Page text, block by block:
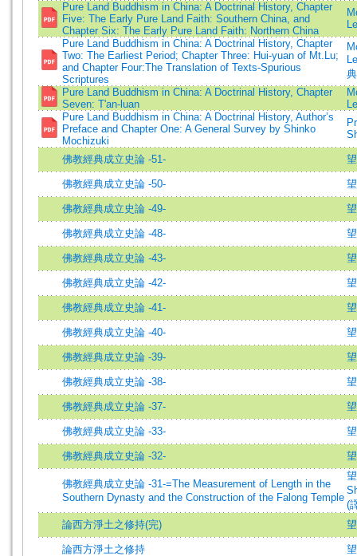
Pure Land Buddhism in China: A Doctrinal History, Chapter
Five: The Early Pure Land Faith: Southern China, and
Chapter Six: The Early Pure Land Faith: Northern China
Pure Land Buddhism in China: A Doctrinal History, Chapter
Two: The Earliest Period; Chapter Three: Hui-yuan of Mt.Lu;
and Chapter Four:The Translation of Texts-Spurious
Scriptures
典
Pure Land Buddhism in China: A Doctrinal History, Chapter
Seven: T'an-luan
Pure Land Buddhism in China: A Doctrinal History, Author’s
Preface and Chapter One: A General Survey by Shinko
Mochizuki
佛教經典成立史論 -51-
佛教經典成立史論 -50-
佛教經典成立史論 -49-
佛教經典成立史論 -48-
佛教經典成立史論 -43-
佛教經典成立史論 -42-
佛教經典成立史論 -41-
佛教經典成立史論 -40-
佛教經典成立史論 -39-
佛教經典成立史論 -38-
佛教經典成立史論 -37-
佛教經典成立史論 -33-
佛教經典成立史論 -32-
佛教經典成立史論 -31-=The Measurement of Length in the
Southern Dynasty and the Construction of the Falong Temple
(
論西方淨土之修持(完)
論西方淨土之修持